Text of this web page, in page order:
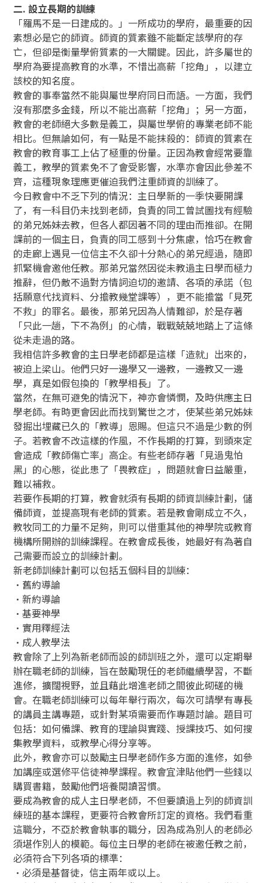
二. 設立長期的訓練
「羅馬不是一日建成的。」一所成功的學府，最重要的因
素想必是它的師資。師資的質素雖不能斷定該學府的存
亡，但卻是衡量學俯質素的一大關鍵。因此，許多屬世的
學府為要提高教育的水準，不惜出高薪「挖角」，以建立
該校的知名度。
教會的事奉當然不能與屬世學府同日而語。一方面，我們
沒有那麼多金錢，所以不能出高薪「挖角」；另一方面，
教會的老師絕大多數是義工，與屬世學俯的專業老師不能
相比。但無論如何，有一點是不能抹殺的：師資的質素在
教會的教育事工上佔了極重的份量。正因為教會經常要靠
義工，教學的質素免不了會受影響，水準亦會因此參差不
齊，這種現象理應更催迫我們注重師資的訓練了。
今日教會中不乏下列的情況：主日學新的一季快要開課
了，有一科目仍未找到老師，負責的同工曾試圖找有經驗
的弟兄姊妹去教，但各人都因著不同的理由而推卻。在開
課前的一個主日，負責的同工感到十分焦慮，恰巧在教會
的走廊上遇見一位信主不久卻十分熱心的弟兄經過，隨即
抓緊機會邀他任教。那弟兄當然因從未教過主日學而極力
推辭，但仍敵不過對方情詞迫切的邀請、各項的承諾（包
括願意代找資料、分擔教幾堂課等），更不能擔當「見死
不救」的罪名。最後，那弟兄因為人情難卻，於是存著
「只此一趟，下不為例」的心情，戰戰兢兢地踏上了這條
從未走過的路。
我相信許多教會的主日學老師都是這樣「造就」出來的，
被迫上梁山。他們只好一邊學又一邊教，一邊教又一邊
學，真是如假包換的「教學相長」了。
當然，在無可避免的情況下，神亦會憐憫，及時供應主日
學老師。有時更會因此而找到驚世之才，使某些弟兄姊妹
發掘出埋藏已久的「教導」恩賜。但這只不過是少數的例
子。若教會不改這樣的作風，不作長期的打算，到頭來定
會造成「教師傷亡率」高企。有些老師存著「見過鬼怕
黑」的心態，從此患了「畏教症」，問題就會日益嚴重，
難以補救。
若要作長期的打算，教會就須有長期的師資訓練計劃，儲
備師資，並提高現有老師的質素。若是教會剛成立不久，
教牧同工的力量不足夠，則可以借重其他的神學院或教育
機構所開辦的訓練課程。在教會成長後，她最好有為著自
己需要而設立的訓練計劃。
新老師訓練計劃可以包括五個科目的訓練：
•舊約導論
•新約導論
•基要神學
•實用釋經法
•成人教學法
教會除了上列為新老師而設的師訓班之外，還可以定期舉
辦在職老師的訓練，旨在鼓勵現任的老師繼續學習，不斷
進修，擴闊視野，並且藉此增進老師之間彼此砌磋的機
會。在職老師訓練可以每年舉行兩次，每次可請學有專長
的講員主講專題，或針對某項需要而作專題討論。題目可
包括：如何備課、教育的理論與實踐、授課技巧、如何搜
集教學資料，或教學心得分享等。
此外，教會亦可以鼓勵主日學老師作多方面的進修，如參
加講座或選修平信徒神學課程。教會宜津貼他們一些錢以
購買書籍，鼓勵他們培養閱讀習慣。
要成為教會的成人主日學老師，不但要讀過上列的師資訓
練班的基本課程，更要符合教會所訂定的資格。我們看重
這職分，不亞於教會執事的職分，因為成為別人的老師必
須堪作別人的模範。每位主日學的老師在被邀任教之前，
必須符合下列各項的標準：
‧必須是基督徒，信主兩年或以上。